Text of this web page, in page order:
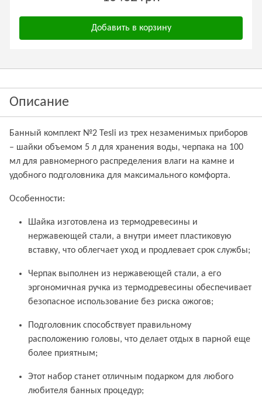
Добавить в корзину
Описание
Банный комплект №2 Tesli из трех незаменимых приборов
– шайки объемом 5 л для хранения воды, черпака на 100
мл для равномерного распределения влаги на камне и
удобного подголовника для максимального комфорта.
Особенности:
Шайка изготовлена из термодревесины и
нержавеющей стали, а внутри имеет пластиковую
вставку, что облегчает уход и продлевает срок службы;
Черпак выполнен из нержавеющей стали, а его
эргономичная ручка из термодревесины обеспечивает
безопасное использование без риска ожогов;
Подголовник способствует правильному
расположению головы, что делает отдых в парной еще
более приятным;
Этот набор станет отличным подарком для любого
любителя банных процедур;